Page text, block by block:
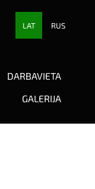
DARBAVIETA
GALERIJA
LAT RUS